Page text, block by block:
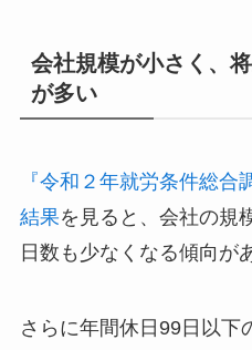
会社規模が小さく、
が多い
『令和２年就労条件総合
結果を見ると、会社の規
日数も少なくなる傾向が
さらに年間休日99日以下